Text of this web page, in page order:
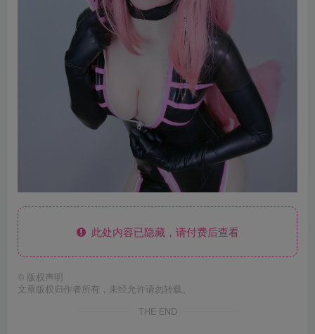
此处内容已隐藏，请付费后查看
© 版权声明
文章版权归作者所有，未经允许请勿转载。
THE END